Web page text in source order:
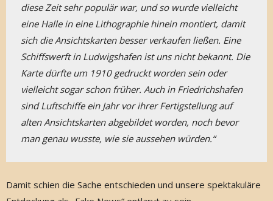
diese Zeit sehr populär war, und so wurde vielleicht
eine Halle in eine Lithographie hinein montiert, damit
sich die Ansichtskarten besser verkaufen ließen. Eine
Schiffswerft in Ludwigshafen ist uns nicht bekannt. Die
Karte dürfte um 1910 gedruckt worden sein oder
vielleicht sogar schon früher. Auch in Friedrichshafen
sind Luftschiffe ein Jahr vor ihrer Fertigstellung auf
alten Ansichtskarten abgebildet worden, noch bevor
man genau wusste, wie sie aussehen würden.“
Damit schien die Sache entschieden und unsere spektakuläre